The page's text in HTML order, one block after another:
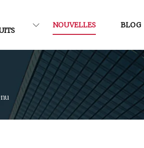
NOUVELLES BLOG